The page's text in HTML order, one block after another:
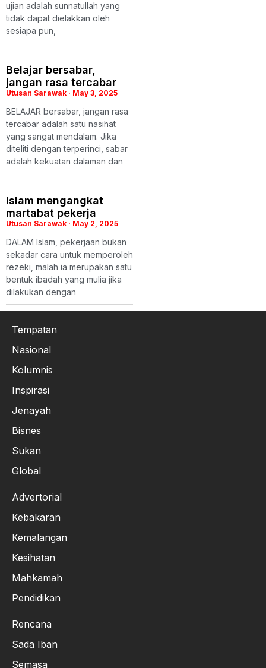
ujian adalah sunnatullah yang
tidak dapat dielakkan oleh
sesiapa pun,
Belajar bersabar,
jangan rasa tercabar
Utusan Sarawak May 3, 2025
BELAJAR bersabar, jangan rasa
tercabar adalah satu nasihat
yang sangat mendalam. Jika
diteliti dengan terperinci, sabar
adalah kekuatan dalaman dan
Islam mengangkat
martabat pekerja
Utusan Sarawak May 2, 2025
DALAM Islam, pekerjaan bukan
sekadar cara untuk memperoleh
rezeki, malah ia merupakan satu
bentuk ibadah yang mulia jika
dilakukan dengan
Tempatan
Nasional
Kolumnis
Inspirasi
Jenayah
Bisnes
Sukan
Global
Advertorial
Kebakaran
Kemalangan
Kesihatan
Mahkamah
Pendidikan
Rencana
Sada Iban
Semasa